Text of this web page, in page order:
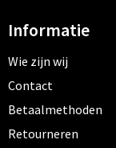
Informatie
Wie zijn wij
Contact
Betaalmethoden
Retourneren